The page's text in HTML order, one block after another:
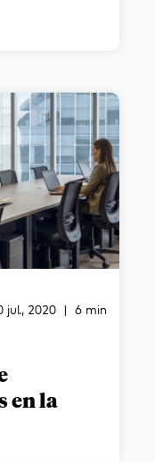
jul., 2020 | 6 min
en la